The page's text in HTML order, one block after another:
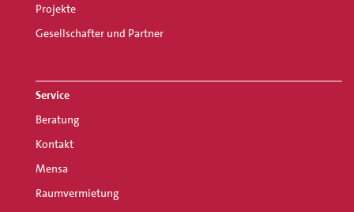
Projekte
Gesellschafter und Partner
Service
Beratung
Kontakt
Mensa
Raumvermietung